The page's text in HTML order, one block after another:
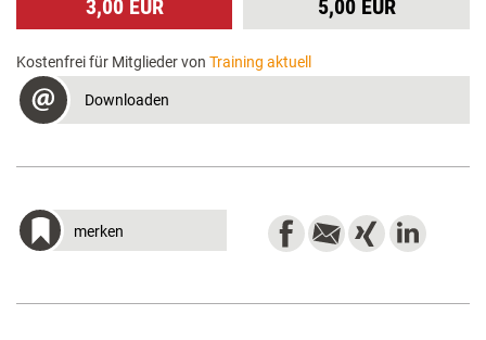
3,00 EUR 5,00 EUR
Kostenfrei für Mitglieder von Training aktuell
Downloaden
merken